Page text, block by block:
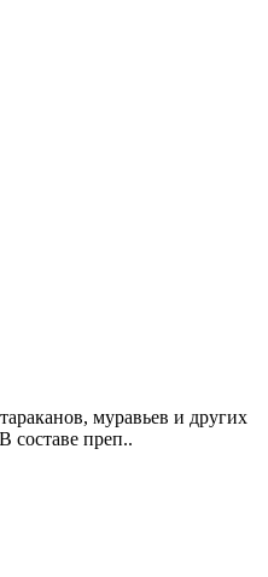
муравьев и других
составе преп..